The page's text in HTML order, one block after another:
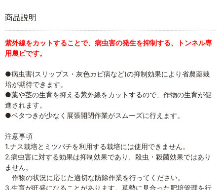
商品説明
紫外線をカットすることで、病虫害の発生を抑制する、トンネル専
用農ビです。
●病虫害(スリップス・灰色カビ病など)の抑制効果により省農薬栽
培が期待できます。
●葉や茎の生育を抑える紫外線をカットするので、作物の生育が促
進されます。
●ベタつきが少なく展張開閉作業がスムーズに行えます。
注意事項
1.ナス栽培とミツバチを利用する栽培には使用できません。
2.病虫害に対する効果は抑制効果であり、殺虫・殺菌効果ではあり
ません。
作物の状況に応じた適切な防除作業を行ってください。
3.生育が旺盛になることがあります。草勢に見合った肥培管理を行